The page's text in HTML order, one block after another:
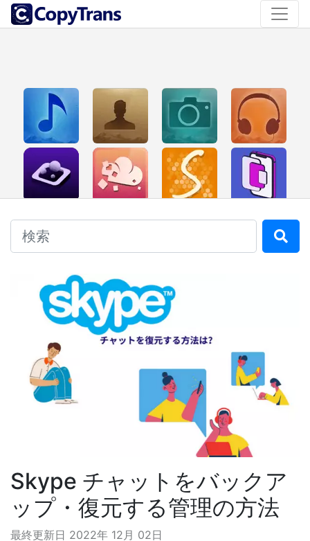
Skype チャットをバックア
ップ・復元する管理の方法
最終更新日 2022年 12月 02日